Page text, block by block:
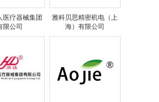
医疗器械集团
限公司
雅科贝思精密机电（上
海）有限公司